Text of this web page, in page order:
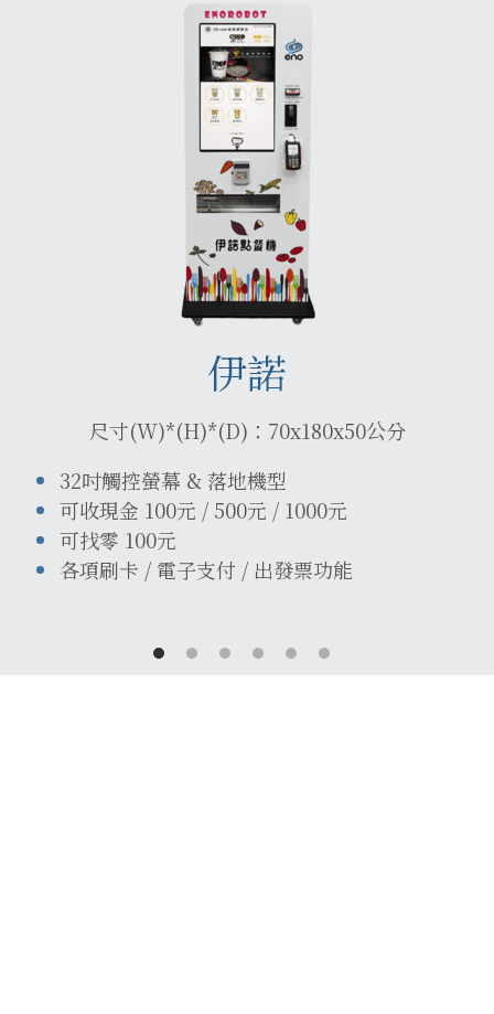
伊諾
尺寸(W)*(H)*(D)：70x180x50公分
32吋觸控螢幕 & 落地機型
可收現金 100元 / 500元 / 1000元
可找零 100元
各項刷卡 / 電子支付 / 出發票功能